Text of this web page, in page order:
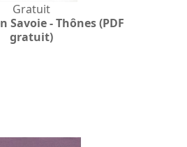
Gratuit
Savoie - Thônes (PDF
gratuit)